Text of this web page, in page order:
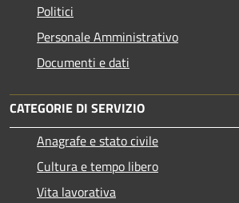
Politici
Personale Amministrativo
Documenti e dati
CATEGORIE DI SERVIZIO
Anagrafe e stato civile
Cultura e tempo libero
Vita lavorativa